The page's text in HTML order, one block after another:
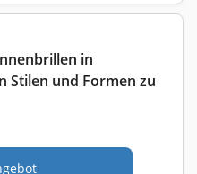
in
Stilen und Formen zu